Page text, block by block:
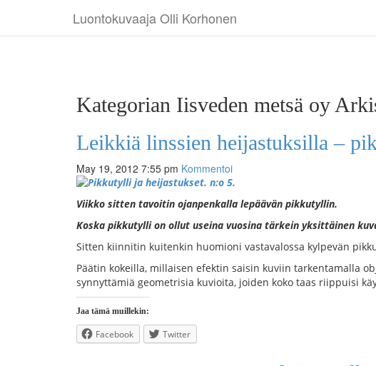
Luontokuvaaja Olli Korhonen
Kategorian Iisveden metsä oy
Leikkiä linssien heijastuksilla –
May 19, 2012 7:55 pm Kommentoi
Viikko sitten tavoitin ojanpenkalla lepäävän pikkutyllin.
Koska pikkutylli on ollut useina vuosina tärkein yksittäinen
Sitten kiinnitin kuitenkin huomioni vastavalossa kylpevän
Päätin kokeilla, millaisen efektin saisin kuviin tarkentamalla
synnyttämiä geometrisia kuvioita, joiden koko taas riippuisi
Jaa tämä muillekin:
Facebook Twitter